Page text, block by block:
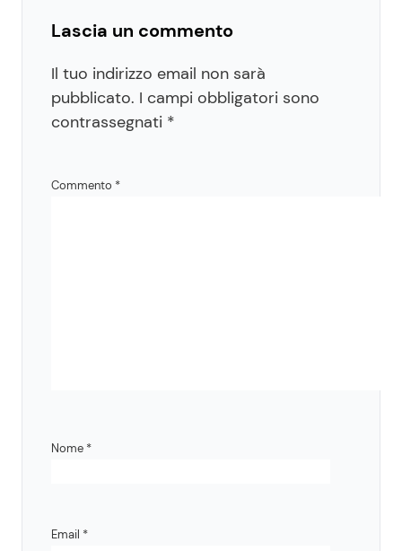
Lascia un commento
Il tuo indirizzo email non sarà
pubblicato. I campi obbligatori sono
contrassegnati *
Commento *
Nome *
Email *